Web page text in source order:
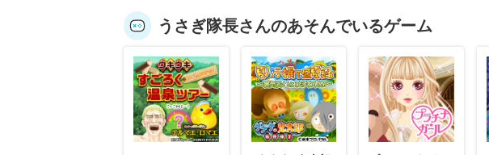
うさぎ隊長さんのあそんでいるゲーム